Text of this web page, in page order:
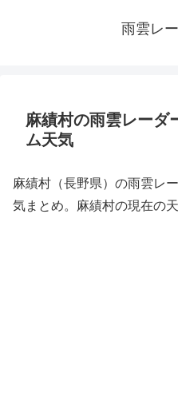
雨雲レ
麻績村の雨雲レーダ
ム天気
麻績村（長野県）の雨雲レ
気まとめ。麻績村の現在の